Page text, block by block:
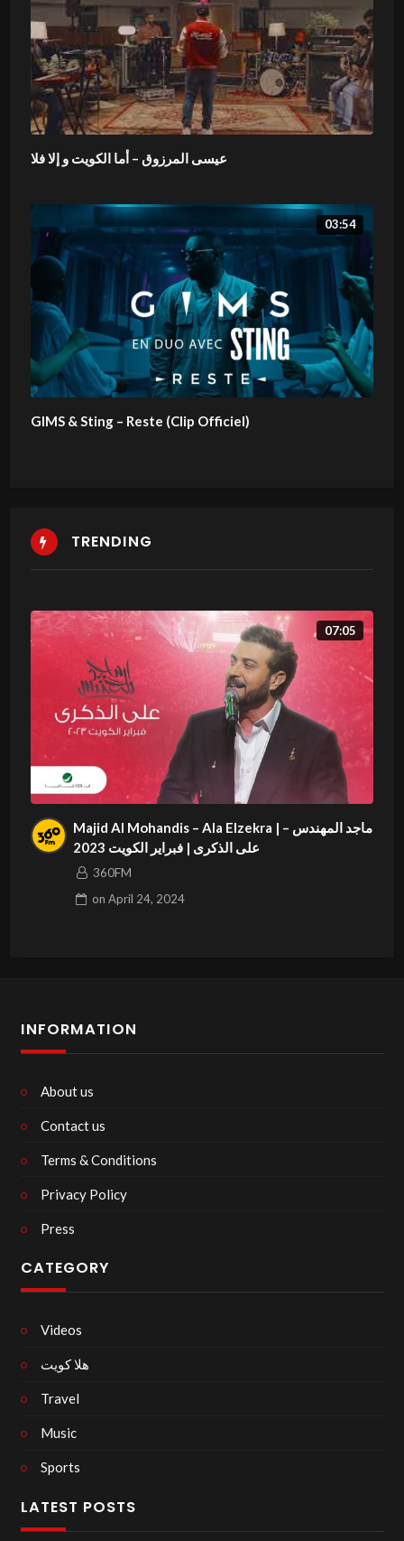
عيسى المرزوق – أما الكويت و إلا فلا
03:54
GIMS & Sting – Reste (Clip Officiel)
TRENDING
07:05
Majid Al Mohandis – Ala Elzekra | ماجد المهندس –
على الذكرى | فبراير الكويت 2023
360FM
onApril 24, 2024
INFORMATION
About us
Contact us
Terms & Conditions
Privacy Policy
Press
CATEGORY
Videos
هلا كويت
Travel
Music
Sports
LATEST POSTS